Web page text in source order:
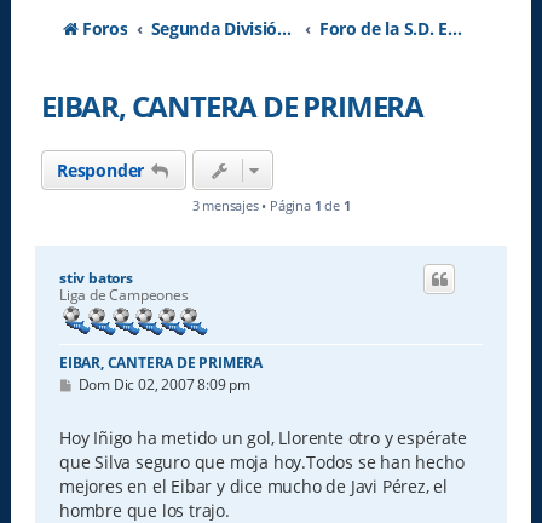
Foros Segunda División A - Temporada 2026-2027 Foro de la S.D. Eibar
EIBAR, CANTERA DE PRIMERA
Responder
3 mensajes • Página 1 de 1
stiv bators
Liga de Campeones
EIBAR, CANTERA DE PRIMERA
M
s
a
j
e
Dom Dic 02, 2007 8:09 pm
Hoy Iñigo ha metido un gol, Llorente otro y espérate
que Silva seguro que moja hoy.Todos se han hecho
mejores en el Eibar y dice mucho de Javi Pérez, el
hombre que los trajo.